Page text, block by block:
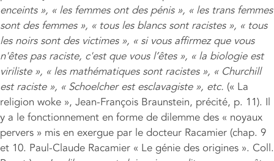
enceints », « les femmes ont des pénis », « les trans femmes
sont des femmes », « tous les blancs sont racistes », « tous
les noirs sont des victimes », « si vous affirmez que vous
n'êtes pas raciste, c'est que vous l’êtes », « la biologie est
viriliste », « les mathématiques sont racistes », « Churchill
est raciste », « Schoelcher est esclavagiste », etc. (« La
religion woke », Jean-François Braunstein, précité, p. 11). Il
y a le fonctionnement en forme de dilemme des « noyaux
pervers » mis en exergue par le docteur Racamier (chap. 9
et 10. Paul-Claude Racamier « Le génie des origines ». Coll.